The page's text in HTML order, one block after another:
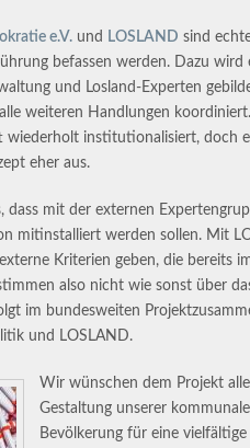
e.V. und LOSLAND sind
befassen werden. Dazu wird
und Losland-Experten
weiteren Handlungen
wiederholt institutionalisiert, doch
eher aus.
dass mit der externen
mitinstalliert werden sollen. Mit
Kriterien geben, die bereits
also nicht wie sonst über
im bundesweiten
und LOSLAND.
Wir wünschen dem Projekt
Gestaltung unserer
Bevölkerung für eine